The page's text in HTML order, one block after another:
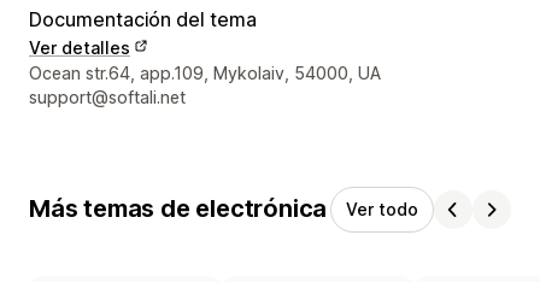
Documentación del tema
Ver detalles
Detalles de contacto del diseñador
Ocean str.64, app.109, Mykolaiv, 54000, UA
support@softali.net
Más temas de electrónica Ver todo